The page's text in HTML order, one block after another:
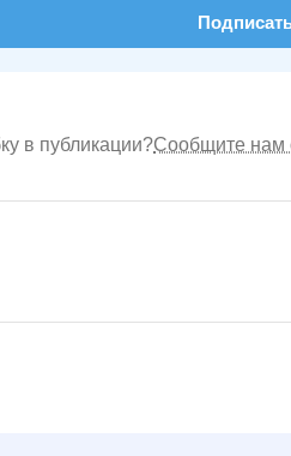
в публикации?Сообщите нам